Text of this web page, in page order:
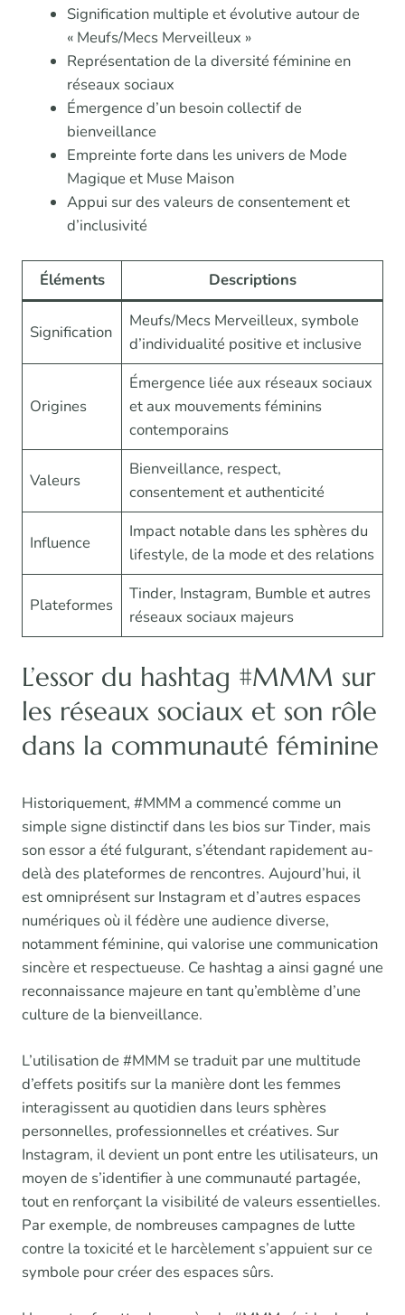
Signification multiple et évolutive autour de
« Meufs/Mecs Merveilleux »
Représentation de la diversité féminine en
réseaux sociaux
Émergence d’un besoin collectif de
bienveillance
Empreinte forte dans les univers de Mode
Magique et Muse Maison
Appui sur des valeurs de consentement et
d’inclusivité
Éléments Descriptions
Signification
Meufs/Mecs Merveilleux, symbole
d’individualité positive et inclusive
Origines
Émergence liée aux réseaux sociaux
et aux mouvements féminins
contemporains
Valeurs
Bienveillance, respect,
consentement et authenticité
Influence
Impact notable dans les sphères du
lifestyle, de la mode et des relations
Plateformes
Tinder, Instagram, Bumble et autres
réseaux sociaux majeurs
L’essor du hashtag #MMM sur
les réseaux sociaux et son rôle
dans la communauté féminine
Historiquement, #MMM a commencé comme un
simple signe distinctif dans les bios sur Tinder, mais
son essor a été fulgurant, s’étendant rapidement au-
delà des plateformes de rencontres. Aujourd’hui, il
est omniprésent sur Instagram et d’autres espaces
numériques où il fédère une audience diverse,
notamment féminine, qui valorise une communication
sincère et respectueuse. Ce hashtag a ainsi gagné une
reconnaissance majeure en tant qu’emblème d’une
culture de la bienveillance.
L’utilisation de #MMM se traduit par une multitude
d’effets positifs sur la manière dont les femmes
interagissent au quotidien dans leurs sphères
personnelles, professionnelles et créatives. Sur
Instagram, il devient un pont entre les utilisateurs, un
moyen de s’identifier à une communauté partagée,
tout en renforçant la visibilité de valeurs essentielles.
Par exemple, de nombreuses campagnes de lutte
contre la toxicité et le harcèlement s’appuient sur ce
symbole pour créer des espaces sûrs.